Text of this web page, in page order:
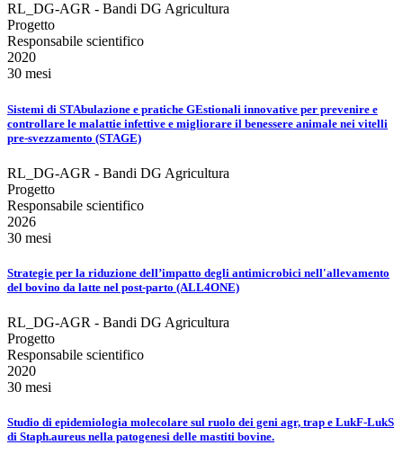
RL_DG-AGR - Bandi DG Agricultura
Progetto
Responsabile scientifico
2020
30 mesi
Sistemi di STAbulazione e pratiche GEstionali innovative per prevenire e
controllare le malattie infettive e migliorare il benessere animale nei vitelli
pre-svezzamento (STAGE)
RL_DG-AGR - Bandi DG Agricultura
Progetto
Responsabile scientifico
2026
30 mesi
Strategie per la riduzione dell’impatto degli antimicrobici nell'allevamento
del bovino da latte nel post-parto (ALL4ONE)
RL_DG-AGR - Bandi DG Agricultura
Progetto
Responsabile scientifico
2020
30 mesi
Studio di epidemiologia molecolare sul ruolo dei geni agr, trap e LukF-LukS
di Staph.aureus nella patogenesi delle mastiti bovine.